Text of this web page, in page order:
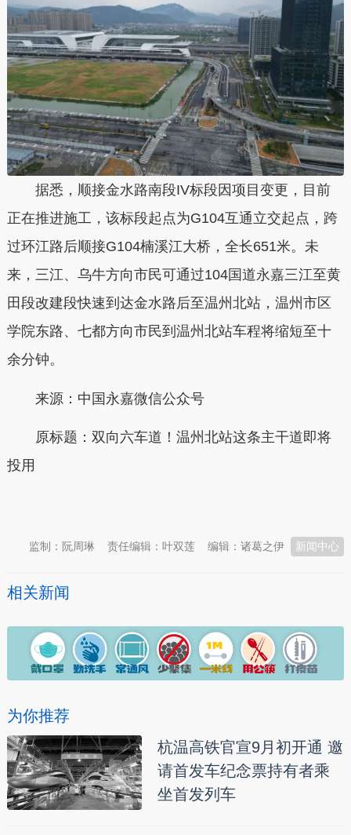
据悉，顺接金水路南段IV标段因项目变更，目前
正在推进施工， 该标段起点为G104互通立交起点，跨
过环江路后顺接G104楠溪江大桥，全长651米。未
来，三江、乌牛方向市民可通过104国道永嘉三江至黄
田段改建段快速到达金水路后至温州北站，温州市区
学院东路、七都方向市民到温州北站车程将缩短至十
余分钟。
来源： 中国永嘉微信公众号
原标题： 双向六车道！温州北站这条主干道即将
投用
新闻中心
编辑：诸葛之伊
责任编辑：叶双莲
监制：阮周琳
相关新闻
为你推荐
杭温高铁官宣9月初开通 邀
请首发车纪念票持有者乘
坐首发列车